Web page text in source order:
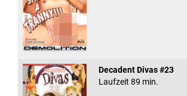
Decadent Divas #23
Laufzeit 89 min.